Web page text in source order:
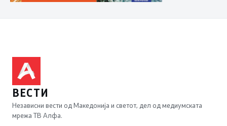
ВЕСТИ
Независни вести од Македонија и светот, дел од медиумската
мрежа ТВ Алфа.